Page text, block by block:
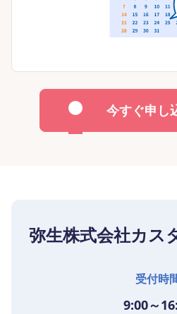
今すぐ申し
弥生株式会社カス
受付時
9:00～